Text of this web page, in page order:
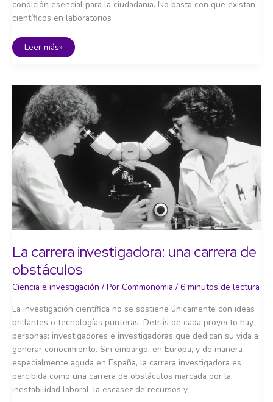
condición esencial para la ciudadanía. No basta con que existan
científicos en laboratorios
Cultura
y
Leer más»
La carrera investigadora: una carrera de
obstáculos
Ciencia e investigación / Por Commonomia / 6 minutos de lectura
La investigación científica no se sostiene únicamente con ideas
brillantes o tecnologías punteras. Detrás de cada proyecto hay
personas: investigadores e investigadoras que dedican su vida a
generar conocimiento. Sin embargo, en Europa, y de manera
especialmente aguda en España, la carrera investigadora es
percibida como una carrera de obstáculos marcada por la
inestabilidad laboral, la escasez de recursos y